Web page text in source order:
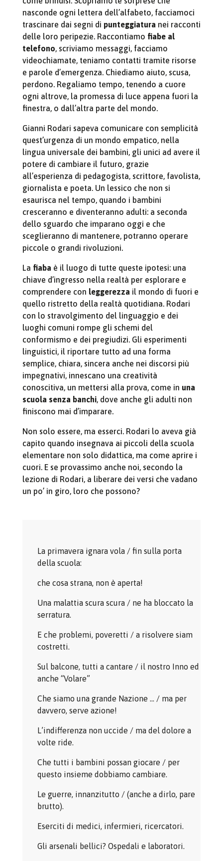
nasconde ogni lettera dell’alfabeto, facciamoci
trascinare dai segni di punteggiatura nei racconti
delle loro peripezie. Raccontiamo fiabe al
telefono, scriviamo messaggi, facciamo
videochiamate, teniamo contatti tramite risorse
e parole d’emergenza. Chiediamo aiuto, scusa,
perdono. Regaliamo tempo, tenendo a cuore
ogni altrove, la promessa di luce appena fuori la
finestra, o dall’altra parte del mondo.
Gianni Rodari sapeva comunicare con semplicità
quest’urgenza di un mondo empatico, nella
lingua universale dei bambini, gli unici ad avere il
potere di cambiare il futuro, grazie
all’esperienza di pedagogista, scrittore, favolista,
giornalista e poeta. Un lessico che non si
esaurisca nel tempo, quando i bambini
cresceranno e diventeranno adulti: a seconda
dello sguardo che imparano oggi e che
sceglieranno di mantenere, potranno operare
piccole o grandi rivoluzioni.
La fiaba è il luogo di tutte queste ipotesi: una
chiave d’ingresso nella realtà per esplorare e
comprendere con leggerezza il mondo di fuori e
quello ristretto della realtà quotidiana. Rodari
con lo stravolgimento del linguaggio e dei
luoghi comuni rompe gli schemi del
conformismo e dei pregiudizi. Gli esperimenti
linguistici, il riportare tutto ad una forma
semplice, chiara, sincera anche nei discorsi più
impegnativi, innescano una creatività
conoscitiva, un mettersi alla prova, come in una
scuola senza banchi, dove anche gli adulti non
finiscono mai d’imparare.
Non solo essere, ma esserci. Rodari lo aveva già
capito quando insegnava ai piccoli della scuola
elementare non solo didattica, ma come aprire i
cuori. E se provassimo anche noi, secondo la
lezione di Rodari, a liberare dei versi che vadano
un po’ in giro, loro che possono?
La primavera ignara vola / fin sulla porta
della scuola:
che cosa strana, non è aperta!
Una malattia scura scura / ne ha bloccato la
serratura.
E che problemi, poveretti / a risolvere siam
costretti.
Sul balcone, tutti a cantare / il nostro Inno ed
anche “Volare”
Che siamo una grande Nazione … / ma per
davvero, serve azione!
L’indifferenza non uccide / ma del dolore a
volte ride.
Che tutti i bambini possan giocare / per
questo insieme dobbiamo cambiare.
Le guerre, innanzitutto / (anche a dirlo, pare
brutto).
Eserciti di medici, infermieri, ricercatori.
Gli arsenali bellici? Ospedali e laboratori.